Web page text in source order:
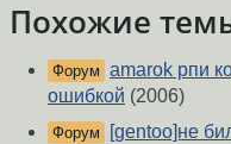
Похожие
Форум amarok рпи
ошибкой (2006)
Форум [gentoo]не